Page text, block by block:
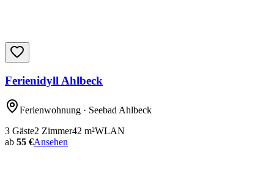
Ferienidyll Ahlbeck
Ferienwohnung · Seebad Ahlbeck
3 Gäste2 Zimmer42 m²WLAN
ab 55 €Ansehen